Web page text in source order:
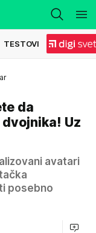
TESTOVI
da
Uz
avatari
posebno